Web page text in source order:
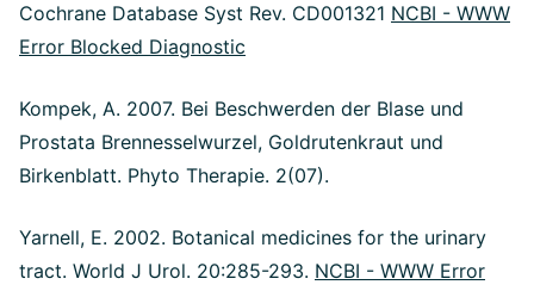
Cochrane Database Syst Rev. CD001321 NCBI - WWW
Error Blocked Diagnostic
Kompek, A. 2007. Bei Beschwerden der Blase und
Prostata Brennesselwurzel, Goldrutenkraut und
Birkenblatt. Phyto Therapie. 2(07).
Yarnell, E. 2002. Botanical medicines for the urinary
tract. World J Urol. 20:285-293. NCBI - WWW Error